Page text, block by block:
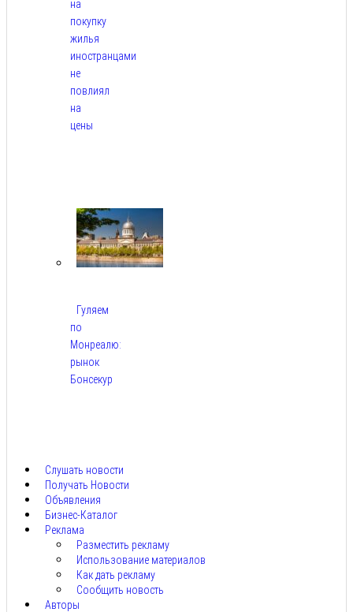
на
покупку
жилья
иностранцами
не
повлиял
на
цены
Гуляем
по
Монреалю:
рынок
Бонсекур
Слушать новости
Получать Новости
Объявления
Бизнес-Каталог
Реклама
Разместить рекламу
Использование материалов
Как дать рекламу
Сообщить новость
Авторы